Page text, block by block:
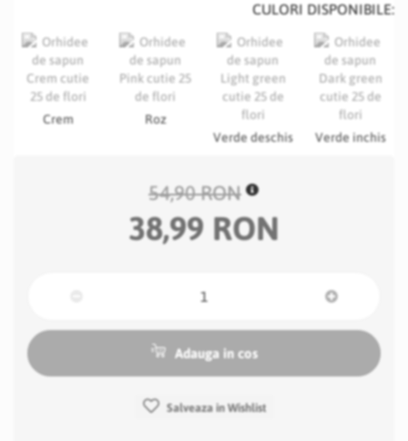
gallery
CULORI DISPONIBILE:
Crem
Roz
Verde deschis
Verde inchis
54,90 RON
38,99 RON
Adauga in cos
Salveaza in Wishlist